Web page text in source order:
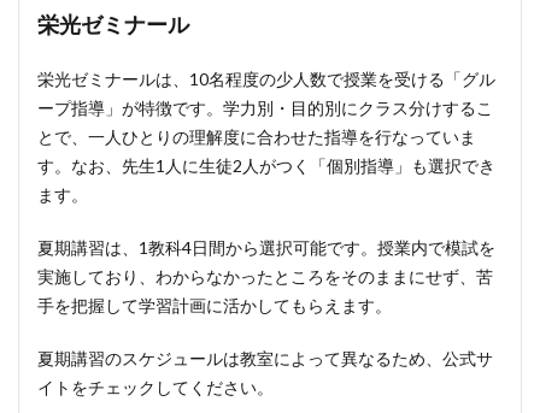
栄光ゼミナール
栄光ゼミナールは、10名程度の少人数で授業を受ける「グル
ープ指導」が特徴です。学力別・目的別にクラス分けするこ
とで、一人ひとりの理解度に合わせた指導を行なっていま
す。なお、先生1人に生徒2人がつく「個別指導」も選択でき
ます。
夏期講習は、1教科4日間から選択可能です。授業内で模試を
実施しており、わからなかったところをそのままにせず、苦
手を把握して学習計画に活かしてもらえます。
夏期講習のスケジュールは教室によって異なるため、公式サ
イトをチェックしてください。